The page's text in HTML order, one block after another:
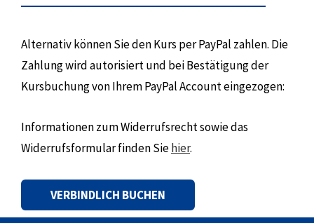
Alternativ können Sie den Kurs per PayPal zahlen. Die
Zahlung wird autorisiert und bei Bestätigung der
Kursbuchung von Ihrem PayPal Account eingezogen:
Informationen zum Widerrufsrecht sowie das
Widerrufsformular finden Siehier.